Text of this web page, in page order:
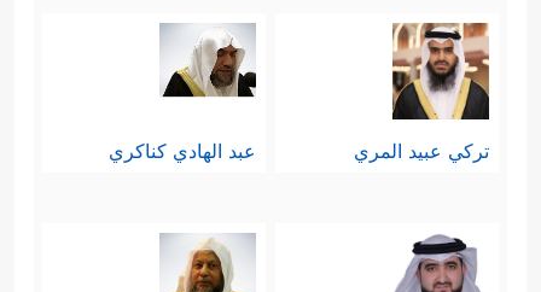
تركي عبيد المري عبد الهادي كناكري